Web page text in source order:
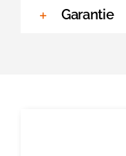
Garantie